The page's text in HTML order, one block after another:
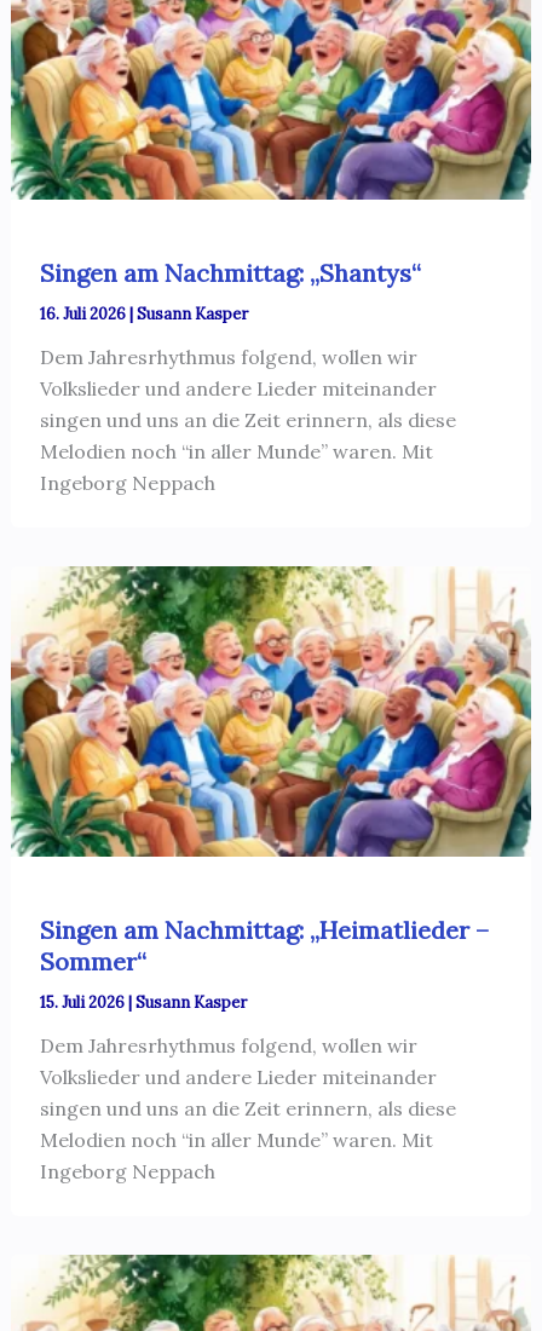
Singen am Nachmittag: „Shantys“
16. Juli 2026|Susann Kasper
Dem Jahresrhythmus folgend, wollen wir
Volkslieder und andere Lieder miteinander
singen und uns an die Zeit erinnern, als diese
Melodien noch “in aller Munde” waren. Mit
Ingeborg Neppach
Singen am Nachmittag: „Heimatlieder –
Sommer“
15. Juli 2026|Susann Kasper
Dem Jahresrhythmus folgend, wollen wir
Volkslieder und andere Lieder miteinander
singen und uns an die Zeit erinnern, als diese
Melodien noch “in aller Munde” waren. Mit
Ingeborg Neppach